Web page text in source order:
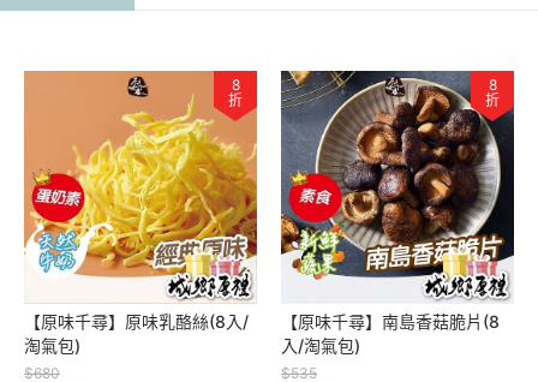
8
折
【原味千尋】原味乳酪絲(8入/
淘氣包)
$680
8
折
【原味千尋】南島香菇脆片(8
入/淘氣包)
$535